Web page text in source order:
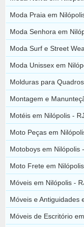
Moda Praia em
Moda Senhora em
Moda Surf e Street
Moda Unissex em
Molduras para
Montagem e
Motéis em Nilópolis - RJ
Moto Peças em
Motoboys em Nilópolis
Moto Frete em
Móveis em Nilópolis -
Móveis e Antiguidades
Móveis de Escritório